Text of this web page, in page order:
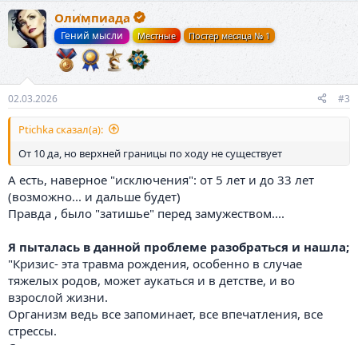
к
ц
Олимпиада
Гений мысли Местные Постер месяца № 1
02.03.2026 #3
Ptichka сказал(а):
От 10 да, но верхней границы по ходу не существует
А есть, наверное "исключения": от 5 лет и до 33 лет
(возможно... и дальше будет)
Правда , было "затишье" перед замужеством....
Я пыталась в данной проблеме разобраться и нашла;
"Кризис- эта травма рождения, особенно в случае
тяжелых родов, может аукаться и в детстве, и во
взрослой жизни.
Организм ведь все запоминает, все впечатления, все
стрессы.